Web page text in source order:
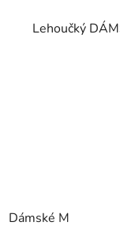
Lehoučký
Dámské M